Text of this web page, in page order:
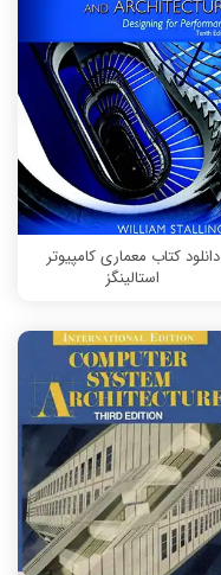
دانلود کتاب معماری کامپیوتر
استالینگز